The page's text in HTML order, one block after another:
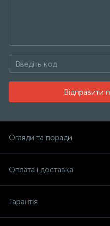
Відправити
Огляди та поради
Оплата і доставка
Гарантія